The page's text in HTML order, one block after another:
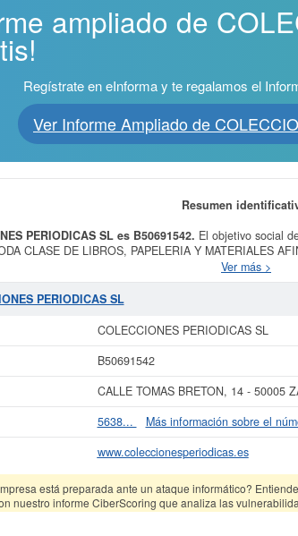
ampliado de
Regístrate en eInforma y te regalamos el
Ver Informe Ampliado de
Resumen
PERIODICAS SL es B50691542. El objetivo social
CLASE DE LIBROS, PAPELERIA Y MATERIALES
al por mayor de otros artículos de uso doméstico. El
empresa acumula 128 consultas, la última se ha
de su sector pueden optar. La cifra aproximada
más datos de la empresa COLECCIONES
SL y consultar los resultados de sus años de
La última actualización del informe de empresa
Ver más >
PERIODICAS SL
COLECCIONES PERIODICAS SL
B50691542
CALLE TOMAS BRETON, 14 - 50005
5638...
Más información sobre el
www.coleccionesperiodicas.es
está preparada ante un ataque informático?
nuestro informe CiberScoring que analiza las